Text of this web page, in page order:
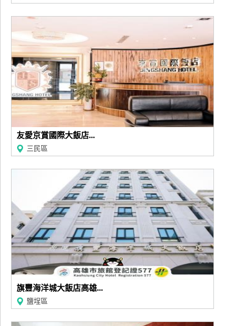
友愛京賞國際大飯店...
三民區
旗豐海洋城大飯店高雄...
鹽埕區